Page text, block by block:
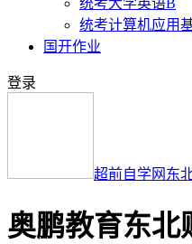
统考大学英语B
统考计算机应用
国开作业
登录
超前自学网 东
奥鹏教育东北